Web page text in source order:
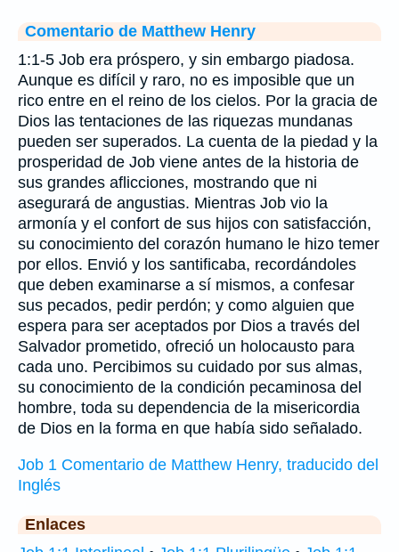
Comentario de Matthew Henry
1:1-5 Job era próspero, y sin embargo piadosa.
Aunque es difícil y raro, no es imposible que un
rico entre en el reino de los cielos. Por la gracia de
Dios las tentaciones de las riquezas mundanas
pueden ser superados. La cuenta de la piedad y la
prosperidad de Job viene antes de la historia de
sus grandes aflicciones, mostrando que ni
asegurará de angustias. Mientras Job vio la
armonía y el confort de sus hijos con satisfacción,
su conocimiento del corazón humano le hizo temer
por ellos. Envió y los santificaba, recordándoles
que deben examinarse a sí mismos, a confesar
sus pecados, pedir perdón; y como alguien que
espera para ser aceptados por Dios a través del
Salvador prometido, ofreció un holocausto para
cada uno. Percibimos su cuidado por sus almas,
su conocimiento de la condición pecaminosa del
hombre, toda su dependencia de la misericordia
de Dios en la forma en que había sido señalado.
Job 1 Comentario de Matthew Henry, traducido del
Inglés
Enlaces